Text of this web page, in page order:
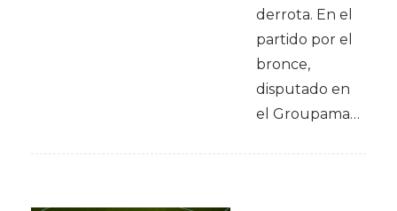
derrota. En el
partido por el
bronce,
disputado en
el Groupama…